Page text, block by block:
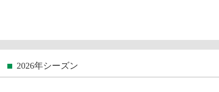
2026年シーズン